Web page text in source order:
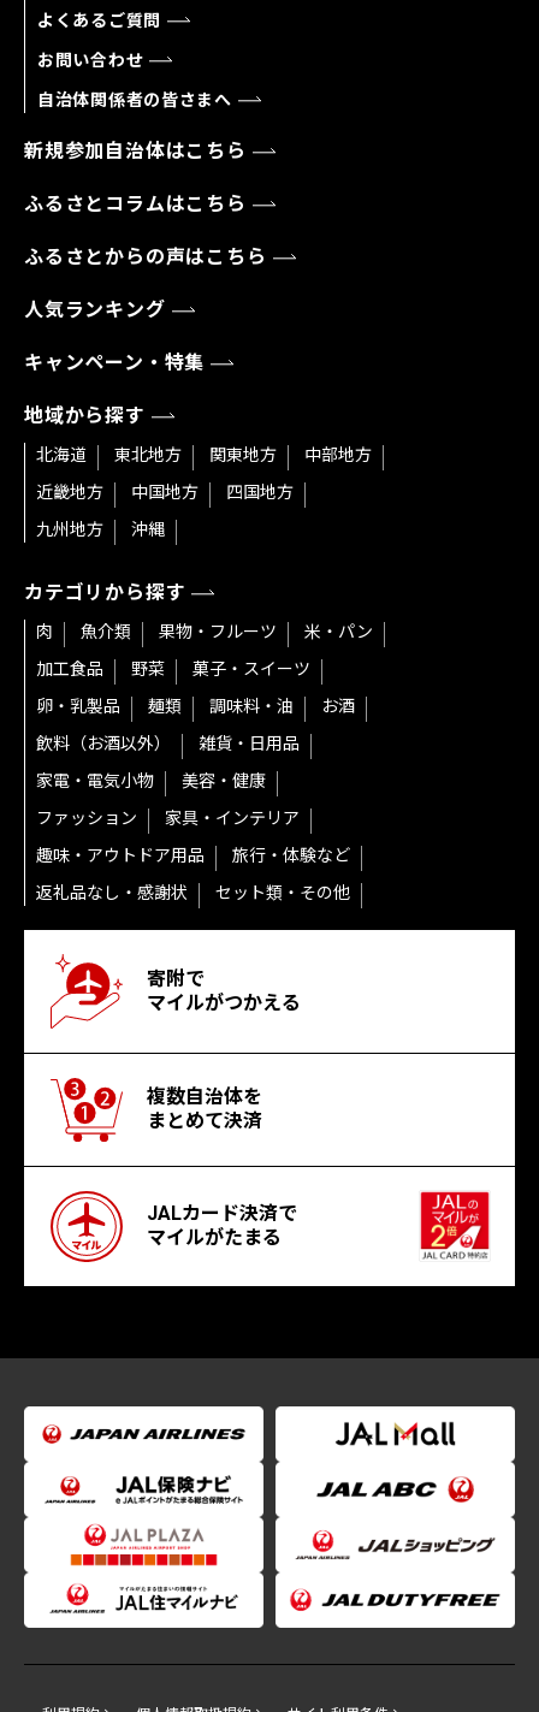
よくあるご質問
お問い合わせ
自治体関係者の皆さまへ
新規参加自治体はこちら
ふるさとコラムはこちら
ふるさとからの声はこちら
人気ランキング
キャンペーン・特集
地域から探す
北海道 東北地方 関東地方
中部地方
近畿地方
中国地方
四国地方
九州地方
沖縄
カテゴリから探す
肉 魚介類 果物・フルーツ
米・パン
加工食品
野菜
菓子・スイーツ
卵・乳製品
麺類 調味料・油
お酒
飲料（お酒以外）
雑貨・日用品
家電・電気小物
美容・健康
ファッション
家具・インテリア
趣味・アウトドア用品
旅行・体験など
返礼品なし・感謝状
セット類・その他
寄附で
マイルがつかえる
複数自治体を
まとめて決済
JALカード決済で
マイルがたまる